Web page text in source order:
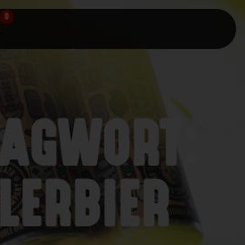
0